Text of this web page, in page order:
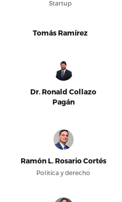
Startup
Tomás Ramírez
Dr. Ronald Collazo
Pagán
Ramón L. Rosario Cortés
Política y derecho